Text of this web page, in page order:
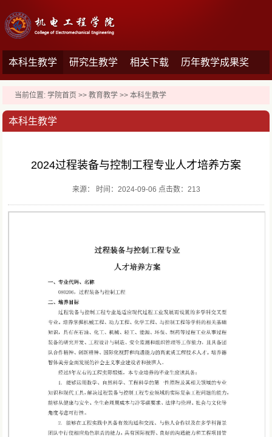
本科生教学 研究生教学 相关下载 历年教学成果奖
当前位置:学院首页 >>教育教学 >>本科生教学
本科生教学
2024过程装备与控制工程专业人才培养方案
来源： 时间：2024-09-06 点击数： 213